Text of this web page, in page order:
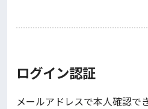
ログイン認証
メールアドレスで本人確認で